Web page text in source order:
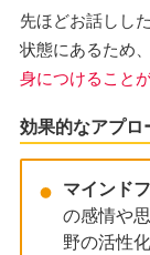
先ほどお話しし
状態にあるため、
身につけること
効果的なアプロ
マインド
の感情や
野の活性